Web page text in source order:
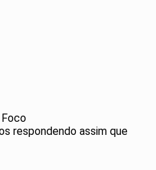
Foco
respondendo assim que